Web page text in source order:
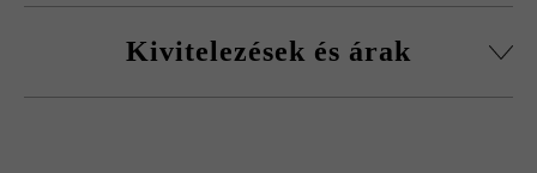
Kivitelezések és árak